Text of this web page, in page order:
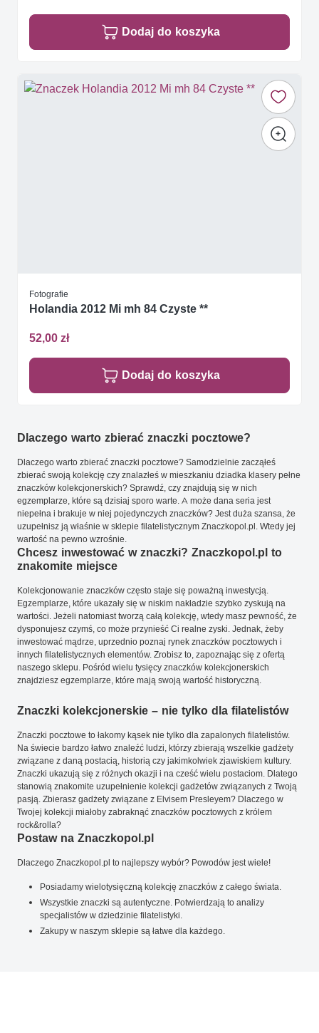
Dodaj do koszyka
Fotografie
Holandia 2012 Mi mh 84 Czyste **
52,00 zł
Dodaj do koszyka
Dlaczego warto zbierać znaczki pocztowe?
Dlaczego warto zbierać znaczki pocztowe? Samodzielnie zacząłeś
zbierać swoją kolekcję czy znalazłeś w mieszkaniu dziadka klasery pełne
znaczków kolekcjonerskich? Sprawdź, czy znajdują się w nich
egzemplarze, które są dzisiaj sporo warte. A może dana seria jest
niepełna i brakuje w niej pojedynczych znaczków? Jest duża szansa, że
uzupełnisz ją właśnie w sklepie filatelistycznym Znaczkopol.pl. Wtedy jej
wartość na pewno wzrośnie.
Chcesz inwestować w znaczki? Znaczkopol.pl to
znakomite miejsce
Kolekcjonowanie znaczków często staje się poważną inwestycją.
Egzemplarze, które ukazały się w niskim nakładzie szybko zyskują na
wartości. Jeżeli natomiast tworzą całą kolekcję, wtedy masz pewność, że
dysponujesz czymś, co może przynieść Ci realne zyski. Jednak, żeby
inwestować mądrze, uprzednio poznaj rynek znaczków pocztowych i
innych filatelistycznych elementów. Zrobisz to, zapoznając się z ofertą
naszego sklepu. Pośród wielu tysięcy znaczków kolekcjonerskich
znajdziesz egzemplarze, które mają swoją wartość historyczną.
Znaczki kolekcjonerskie – nie tylko dla filatelistów
Znaczki pocztowe to łakomy kąsek nie tylko dla zapalonych filatelistów.
Na świecie bardzo łatwo znaleźć ludzi, którzy zbierają wszelkie gadżety
związane z daną postacią, historią czy jakimkolwiek zjawiskiem kultury.
Znaczki ukazują się z różnych okazji i na cześć wielu postaciom. Dlatego
stanowią znakomite uzupełnienie kolekcji gadżetów związanych z Twoją
pasją. Zbierasz gadżety związane z Elvisem Presleyem? Dlaczego w
Twojej kolekcji miałoby zabraknąć znaczków pocztowych z królem
rock&rolla?
Postaw na Znaczkopol.pl
Dlaczego Znaczkopol.pl to najlepszy wybór? Powodów jest wiele!
Posiadamy wielotysięczną kolekcję znaczków z całego świata.
Wszystkie znaczki są autentyczne. Potwierdzają to analizy
specjalistów w dziedzinie filatelistyki.
Zakupy w naszym sklepie są łatwe dla każdego.